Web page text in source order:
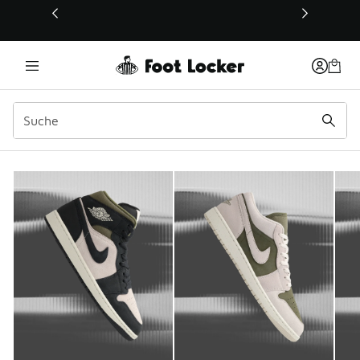
Dieser Link öffnet sich in einem neuen Fenster